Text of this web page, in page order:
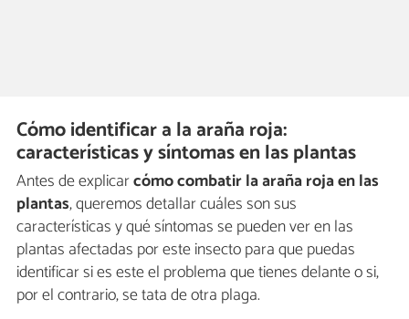
Cómo identificar a la araña roja:
características y síntomas en las plantas
Antes de explicarcómo combatir la araña roja en las
plantas, queremos detallar cuáles son sus
características y qué síntomas se pueden ver en las
plantas afectadas por este insecto para que puedas
identificar si es este el problema que tienes delante o si,
por el contrario, se tata de otra plaga.